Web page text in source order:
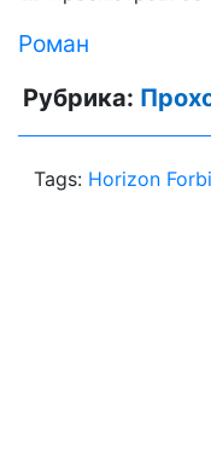
Роман
Рубрика:
Tags: Horizon